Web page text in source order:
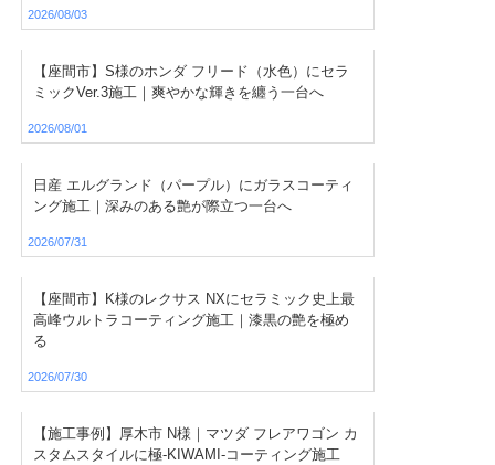
2026/08/03
【座間市】S様のホンダ フリード（水色）にセラ
ミックVer.3施工｜爽やかな輝きを纏う一台へ
2026/08/01
日産 エルグランド（パープル）にガラスコーティ
ング施工｜深みのある艶が際立つ一台へ
2026/07/31
【座間市】K様のレクサス NXにセラミック史上最
高峰ウルトラコーティング施工｜漆黒の艶を極め
る
2026/07/30
【施工事例】厚木市 N様｜マツダ フレアワゴン カ
スタムスタイルに極-KIWAMI-コーティング施工